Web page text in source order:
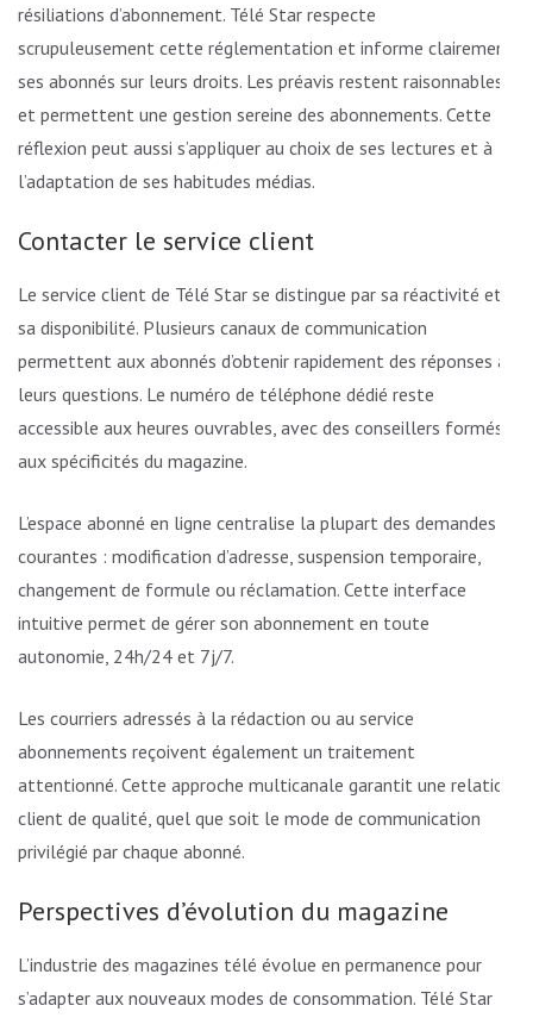
résiliations d’abonnement. Télé Star respecte
scrupuleusement cette réglementation et informe clairement
ses abonnés sur leurs droits. Les préavis restent raisonnables
et permettent une gestion sereine des abonnements. Cette
réflexion peut aussi s’appliquer au choix de ses lectures et à
l’adaptation de ses habitudes médias.
Contacter le service client
Le service client de Télé Star se distingue par sa réactivité et
sa disponibilité. Plusieurs canaux de communication
permettent aux abonnés d’obtenir rapidement des réponses à
leurs questions. Le numéro de téléphone dédié reste
accessible aux heures ouvrables, avec des conseillers formés
aux spécificités du magazine.
L’espace abonné en ligne centralise la plupart des demandes
courantes : modification d’adresse, suspension temporaire,
changement de formule ou réclamation. Cette interface
intuitive permet de gérer son abonnement en toute
autonomie, 24h/24 et 7j/7.
Les courriers adressés à la rédaction ou au service
abonnements reçoivent également un traitement
attentionné. Cette approche multicanale garantit une relation
client de qualité, quel que soit le mode de communication
privilégié par chaque abonné.
Perspectives d’évolution du magazine
L’industrie des magazines télé évolue en permanence pour
s’adapter aux nouveaux modes de consommation. Télé Star